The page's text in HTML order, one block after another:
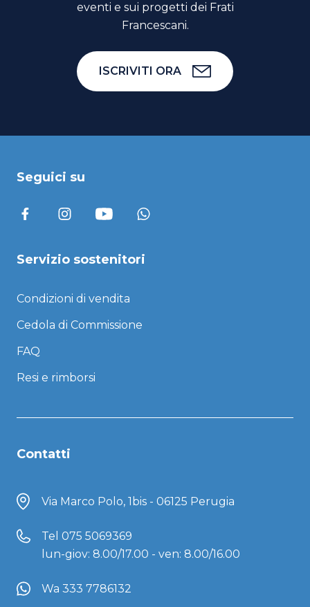
eventi e sui progetti dei Frati
Francescani.
ISCRIVITI ORA
Seguici su
Servizio sostenitori
Condizioni di vendita
Cedola di Commissione
FAQ
Resi e rimborsi
Contatti
Via Marco Polo, 1bis - 06125 Perugia
Tel 075 5069369
lun-giov: 8.00/17.00 - ven: 8.00/16.00
Wa 333 7786132